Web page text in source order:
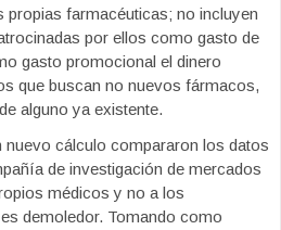
propias farmacéuticas; no incluyen
por ellos como gasto de
gasto promocional el dinero
que buscan no nuevos fármacos,
alguno ya existente.
nuevo cálculo compararon los datos
de investigación de mercados
médicos y no a los
demoledor. Tomando como